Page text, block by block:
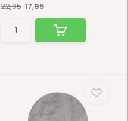
22,95 17,95